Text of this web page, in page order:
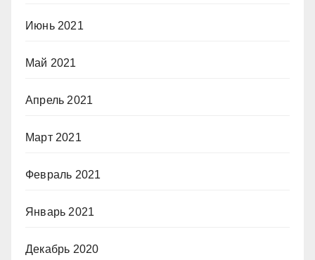
Июнь 2021
Май 2021
Апрель 2021
Март 2021
Февраль 2021
Январь 2021
Декабрь 2020